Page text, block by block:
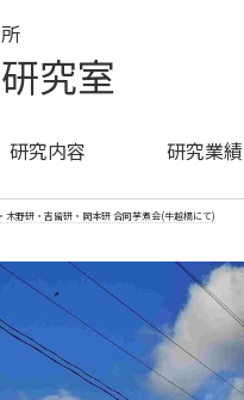
究室
研究内容 研究業績
野研・吉留研・岡本研 合同芋煮会(牛越橋にて)